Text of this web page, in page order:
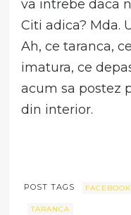
va intrebe daca
Citi adica? Mda.
Ah, ce taranca,
imatura, ce
acum sa postez
din interior.
POST TAGS FACEBOOK
TARANCA